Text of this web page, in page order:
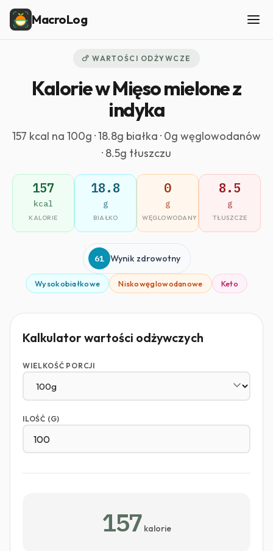
MacroLog
🍗 WARTOŚCI ODŻYWCZE
Kalorie w Mięso mielone z
indyka
157 kcal na 100g · 18.8g białka · 0g węglowodanów
· 8.5g tłuszczu
157
kcal
KALORIE
18.8
g
BIAŁKO
0
g
WĘGLOWODANY
8.5
g
TŁUSZCZE
61 Wynik zdrowotny
Wysokobiałkowe Niskowęglowodanowe Keto
Kalkulator wartości odżywczych
WIELKOŚĆ PORCJI
ILOŚĆ (G)
157 kalorie